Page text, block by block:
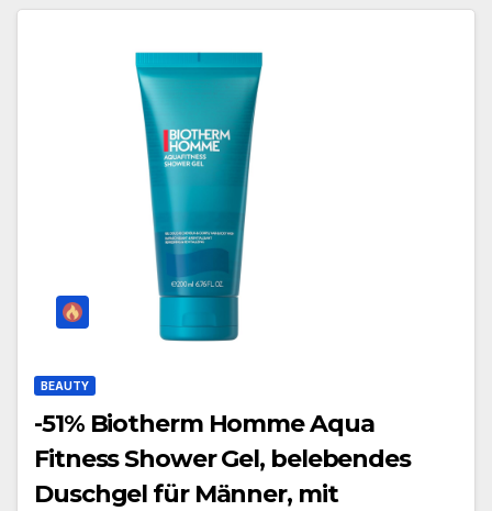
BEAUTY
-51% Biotherm Homme Aqua
Fitness Shower Gel, belebendes
Duschgel für Männer, mit